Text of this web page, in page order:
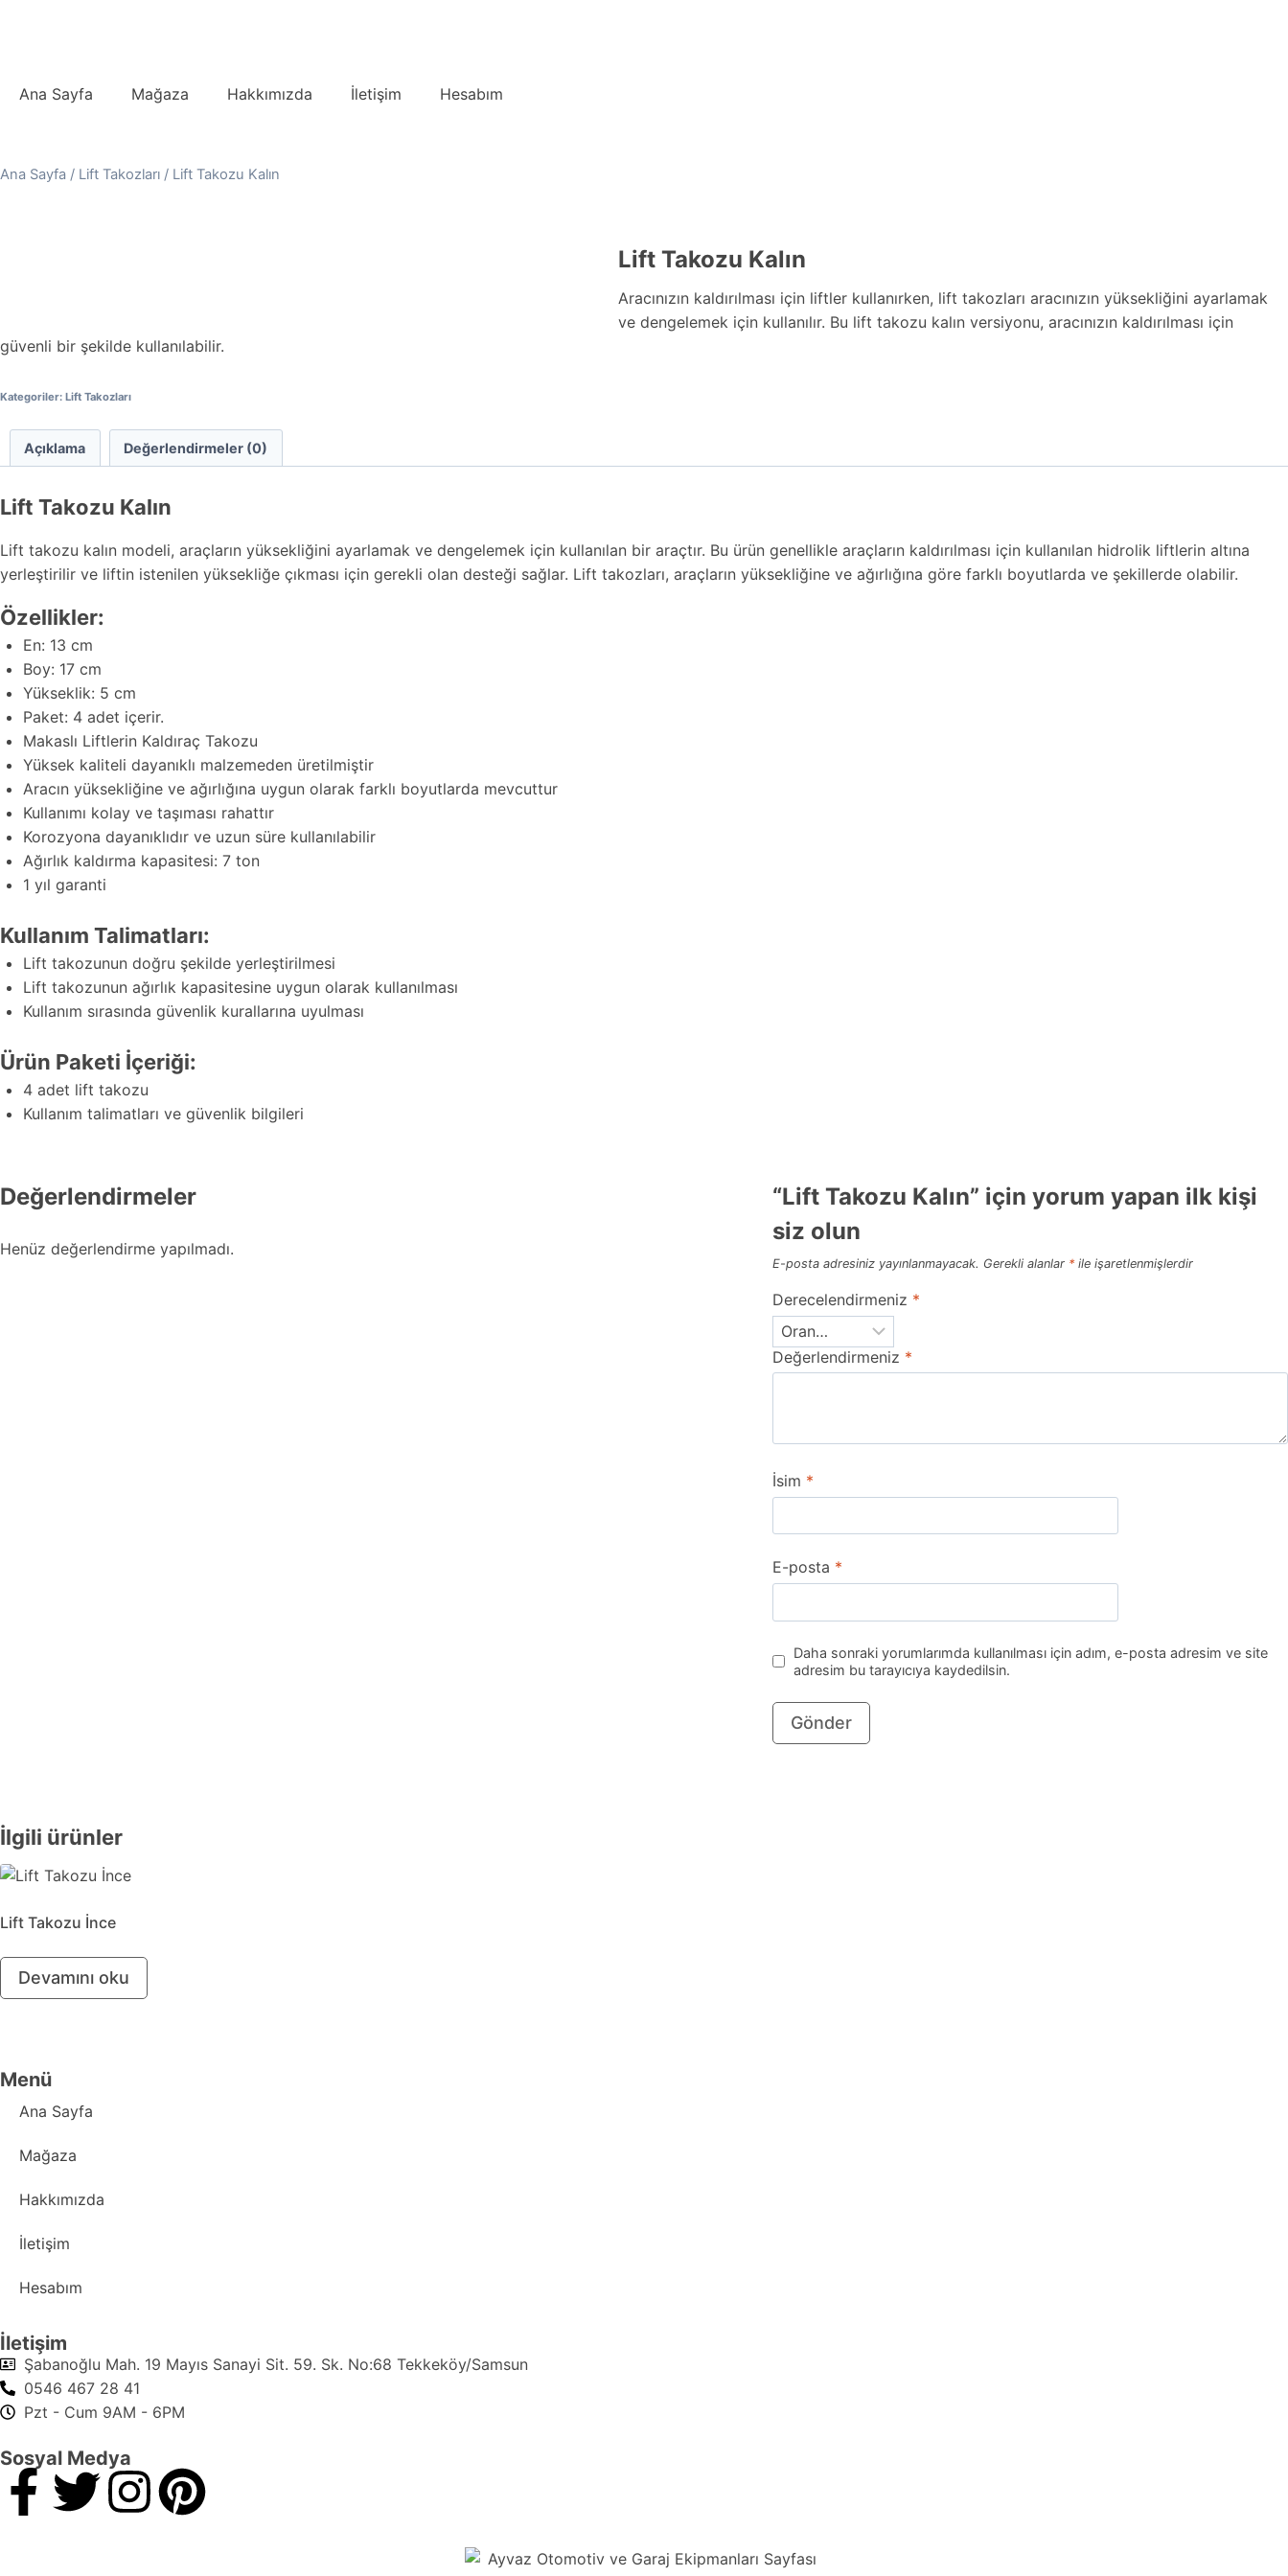
Ana Sayfa Mağaza Hakkımızda İletişim Hesabım
Ana Sayfa / Lift Takozları / Lift Takozu Kalın
Lift Takozu Kalın
Aracınızın kaldırılması için liftler kullanırken, lift takozları aracınızın yüksekliğini ayarlamak
ve dengelemek için kullanılır. Bu lift takozu kalın versiyonu, aracınızın kaldırılması için
güvenli bir şekilde kullanılabilir.
Kategoriler: Lift Takozları
Açıklama Değerlendirmeler (0)
Lift Takozu Kalın
Lift takozu kalın modeli, araçların yüksekliğini ayarlamak ve dengelemek için kullanılan bir araçtır. Bu ürün genellikle araçların kaldırılması için kullanılan hidrolik liftlerin altına
yerleştirilir ve liftin istenilen yüksekliğe çıkması için gerekli olan desteği sağlar. Lift takozları, araçların yüksekliğine ve ağırlığına göre farklı boyutlarda ve şekillerde olabilir.
Özellikler:
En: 13 cm
Boy: 17 cm
Yükseklik: 5 cm
Paket: 4 adet içerir.
Makaslı Liftlerin Kaldıraç Takozu
Yüksek kaliteli dayanıklı malzemeden üretilmiştir
Aracın yüksekliğine ve ağırlığına uygun olarak farklı boyutlarda mevcuttur
Kullanımı kolay ve taşıması rahattır
Korozyona dayanıklıdır ve uzun süre kullanılabilir
Ağırlık kaldırma kapasitesi: 7 ton
1 yıl garanti
Kullanım Talimatları:
Lift takozunun doğru şekilde yerleştirilmesi
Lift takozunun ağırlık kapasitesine uygun olarak kullanılması
Kullanım sırasında güvenlik kurallarına uyulması
Ürün Paketi İçeriği:
4 adet lift takozu
Kullanım talimatları ve güvenlik bilgileri
Değerlendirmeler
Henüz değerlendirme yapılmadı.
“Lift Takozu Kalın” için yorum yapan ilk kişi
siz olun
E-posta adresiniz yayınlanmayacak. Gerekli alanlar *ile işaretlenmişlerdir
Derecelendirmeniz *
Değerlendirmeniz *
İsim *
E-posta *
Daha sonraki yorumlarımda kullanılması için adım, e-posta adresim ve site
adresim bu tarayıcıya kaydedilsin.
İlgili ürünler
Lift Takozu İnce
Devamını oku
Menü
Ana Sayfa
Mağaza
Hakkımızda
İletişim
Hesabım
İletişim
Şabanoğlu Mah. 19 Mayıs Sanayi Sit. 59. Sk. No:68 Tekkeköy/Samsun
0546 467 28 41
Pzt - Cum 9AM - 6PM
Sosyal Medya